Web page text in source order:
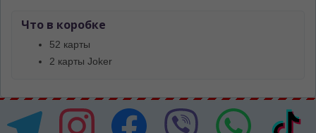
Что в коробке
52 карты
2 карты Joker